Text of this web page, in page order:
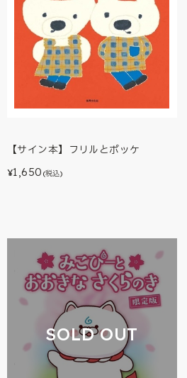
【サイン本】フリルとポッケ
¥1,650 (税込)
SOLD OUT